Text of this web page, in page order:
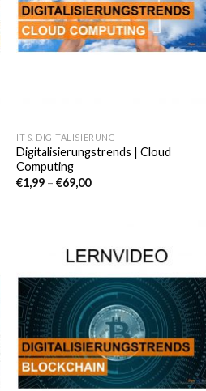
IT & DIGITALISIERUNG
Digitalisierungstrends | Cloud
Computing
€1,99 –€69,00
Auf die
Wunschliste